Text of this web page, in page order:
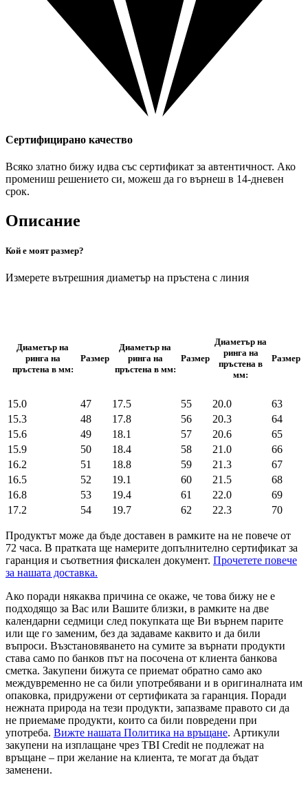
Сертифицирано качество
Всяко златно бижу идва със сертификат за автентичност. Ако
промениш решението си, можеш да го върнеш в 14-дневен
срок.
Описание
Кой е моят размер?
Измерете вътрешния диаметър на пръстена с линия
Диаметър на
ринга на
пръстена в мм:
Размер
Диаметър на
ринга на
пръстена в мм:
Размер
Диаметър на
ринга на
пръстена в
мм:
Размер
15.0 47 17.5 55 20.0
63
15.3
48 17.8 56 20.3
64
15.6
49 18.1 57 20.6
65
15.9
50 18.4 58 21.0
66
16.2
51 18.8 59 21.3
67
16.5
52 19.1 60 21.5
68
16.8
53 19.4 61 22.0
69
17.2
54 19.7 62 22.3 70
Продуктът може да бъде доставен в рамките на не повече от
72 часа. В пратката ще намерите допълнително сертификат за
гаранция и съответния фискален документ. Прочетете повече
за нашата доставка.
Ако поради някаква причина се окаже, че това бижу не е
подходящо за Вас или Вашите близки, в рамките на две
календарни седмици след покупката ще Ви върнем парите
или ще го заменим, без да задаваме каквито и да били
въпроси. Възстановяването на сумите за върнати продукти
става само по банков път на посочена от клиента банкова
сметка. Закупени бижута се приемат обратно само ако
междувременно не са били употребявани и в оригиналната им
опаковка, придружени от сертификата за гаранция. Поради
нежната природа на тези продукти, запазваме правото си да
не приемаме продукти, които са били повредени при
употреба. Вижте нашата Политика на връщане. Артикули
закупени на изплащане чрез TBI Credit не подлежат на
връщане – при желание на клиента, те могат да бъдат
заменени.